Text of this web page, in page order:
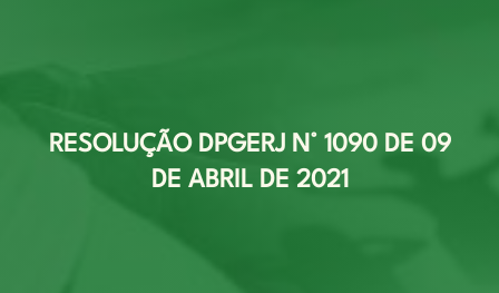
RESOLUÇÃO DPGERJ N° 1090 DE 09
DE ABRIL DE 2021